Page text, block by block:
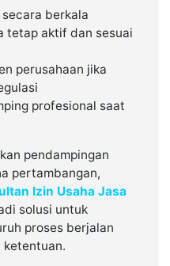
berkala
tetap aktif dan sesuai
perusahaan jika
profesional saat
pendampingan
pertambangan,
Izin Usaha Jasa
solusi untuk
proses berjalan